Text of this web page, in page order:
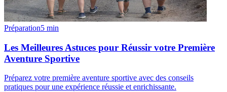
Préparation5 min
Les Meilleures Astuces pour Réussir votre Première
Aventure Sportive
Préparez votre première aventure sportive avec des conseils
pratiques pour une expérience réussie et enrichissante.